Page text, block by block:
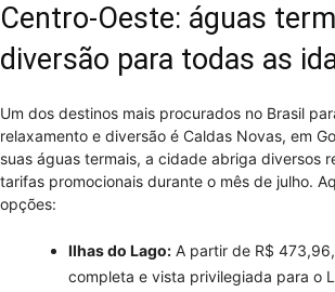
Centro-Oeste: águas
diversão para todas as
Um dos destinos mais procurados no Brasil
relaxamento e diversão é Caldas Novas, em
suas águas termais, a cidade abriga diversos
tarifas promocionais durante o mês de julho.
opções:
Ilhas do Lago: A partir de R$
completa e vista privilegiada para o